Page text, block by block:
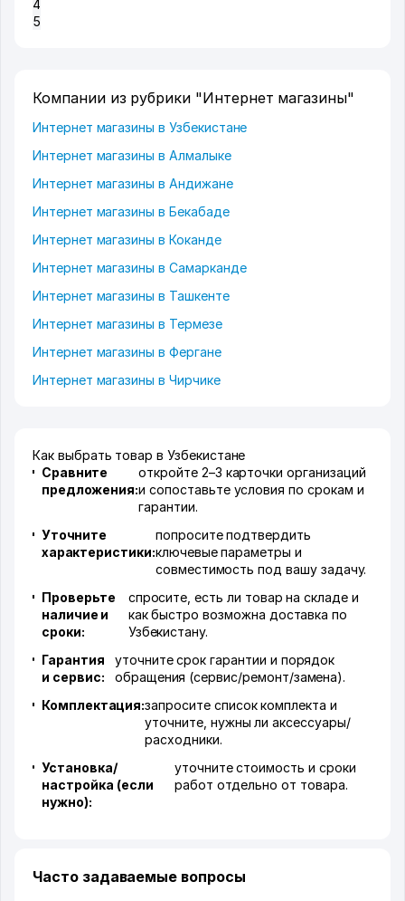
4
5
Компании из рубрики "Интернет магазины"
Интернет магазины в Узбекистане
Интернет магазины в Алмалыке
Интернет магазины в Андижане
Интернет магазины в Бекабаде
Интернет магазины в Коканде
Интернет магазины в Самарканде
Интернет магазины в Ташкенте
Интернет магазины в Термезе
Интернет магазины в Фергане
Интернет магазины в Чирчике
Как выбрать товар в Узбекистане
Сравните
предложения:
откройте 2–3 карточки организаций
и сопоставьте условия по срокам и
гарантии.
Уточните
характеристики:
попросите подтвердить
ключевые параметры и
совместимость под вашу задачу.
Проверьте
наличие и
сроки:
спросите, есть ли товар на складе и
как быстро возможна доставка по
Узбекистану.
Гарантия
и сервис:
уточните срок гарантии и порядок
обращения (сервис/ремонт/замена).
Комплектация:запросите список комплекта и
уточните, нужны ли аксессуары/
расходники.
Установка/
настройка (если
нужно):
уточните стоимость и сроки
работ отдельно от товара.
Часто задаваемые вопросы